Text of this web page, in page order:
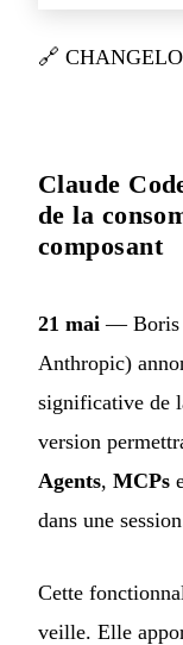
🔗
Claude
de la
composant
21 mai — Boris
Anthropic)
significative de
version
Agents, MCPs
dans une
Cette
veille. Elle